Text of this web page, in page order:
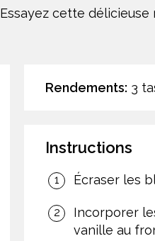
Essayez cette
Rendements: 3
Instructions
Écraser les
Incorporer
vanille au